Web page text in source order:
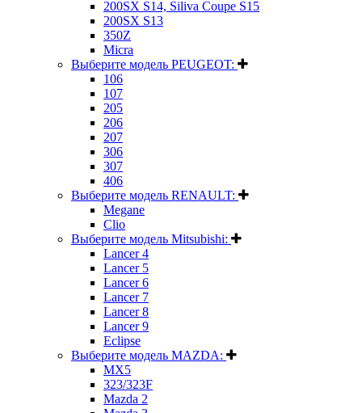
200SX S14, Siliva Coupe S15
200SX S13
350Z
Micra
Выберите модель PEUGEOT:
106
107
205
206
207
306
307
406
Выберите модель RENAULT:
Megane
Clio
Выберите модель Mitsubishi:
Lancer 4
Lancer 5
Lancer 6
Lancer 7
Lancer 8
Lancer 9
Eclipse
Выберите модель MAZDA:
MX5
323/323F
Mazda 2